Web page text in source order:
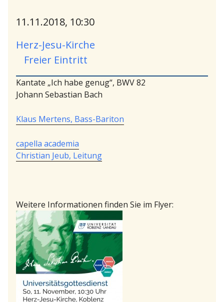
11.11.2018, 10:30
Herz-Jesu-Kirche
Freier Eintritt
Kantate „Ich habe genug“, BWV 82
Johann Sebastian Bach
Klaus Mertens, Bass-Bariton
capella academia
Christian Jeub, Leitung
Weitere Informationen finden Sie im Flyer: